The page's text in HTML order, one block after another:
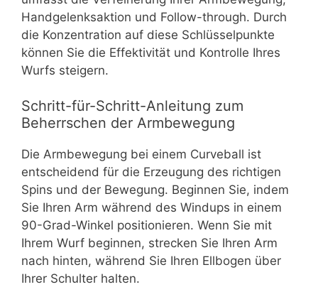
Handgelenksaktion und Follow-through. Durch
die Konzentration auf diese Schlüsselpunkte
können Sie die Effektivität und Kontrolle Ihres
Wurfs steigern.
Schritt-für-Schritt-Anleitung zum
Beherrschen der Armbewegung
Die Armbewegung bei einem Curveball ist
entscheidend für die Erzeugung des richtigen
Spins und der Bewegung. Beginnen Sie, indem
Sie Ihren Arm während des Windups in einem
90-Grad-Winkel positionieren. Wenn Sie mit
Ihrem Wurf beginnen, strecken Sie Ihren Arm
nach hinten, während Sie Ihren Ellbogen über
Ihrer Schulter halten.